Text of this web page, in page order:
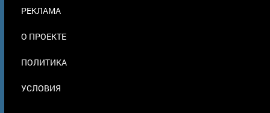
РЕКЛАМА
О ПРОЕКТЕ
ПОЛИТИКА
УСЛОВИЯ